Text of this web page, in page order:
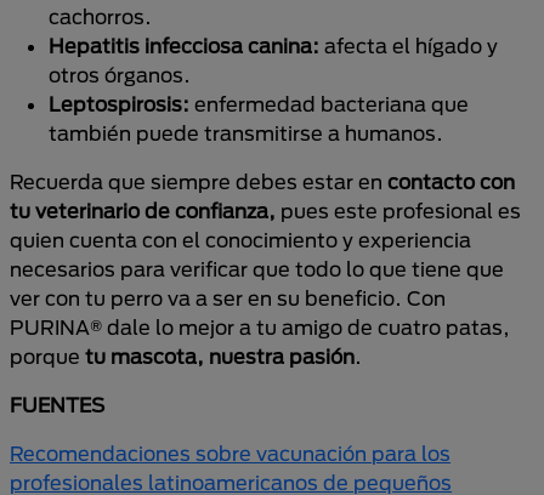
cachorros.
Hepatitis infecciosa canina: afecta el hígado y
otros órganos.
Leptospirosis: enfermedad bacteriana que
también puede transmitirse a humanos.
Recuerda que siempre debes estar en contacto con
tu veterinario de confianza, pues este profesional es
quien cuenta con el conocimiento y experiencia
necesarios para verificar que todo lo que tiene que
ver con tu perro va a ser en su beneficio. Con
PURINA® dale lo mejor a tu amigo de cuatro patas,
porque tu mascota, nuestra pasión.
FUENTES
Recomendaciones sobre vacunación para los
profesionales latinoamericanos de pequeños